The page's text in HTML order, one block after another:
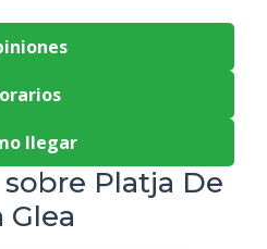
llegar
Platja De
Glea